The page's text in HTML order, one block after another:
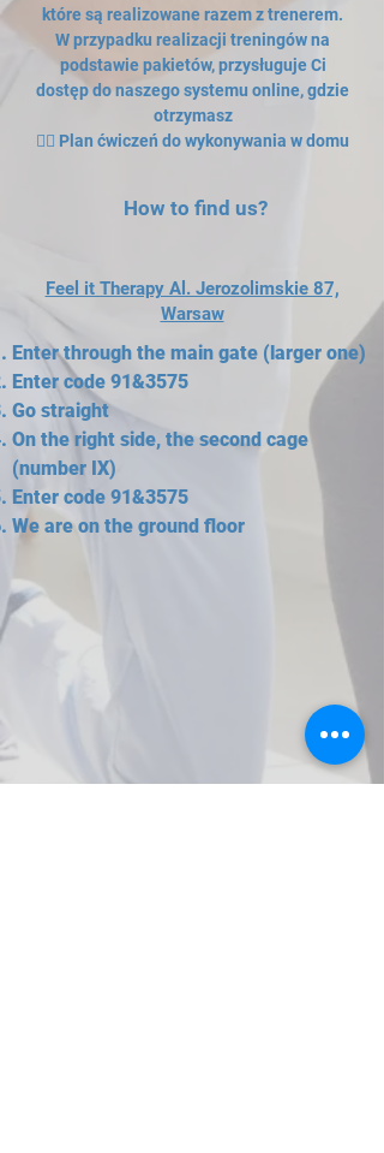
które są realizowane razem z trenerem.
W przypadku realizacji treningów na
podstawie pakietów, przysługuje Ci
dostęp do naszego systemu online, gdzie
otrzymasz
👉🏻 Plan ćwiczeń do wykonywania w domu
How to find us?
Feel it Therapy Al. Jerozolimskie 87,
Warsaw
Enter through the main gate (larger one)
Enter code 91&3575
Go straight
On the right side, the second cage
(number IX)
Enter code 91&3575
We are on the ground floor